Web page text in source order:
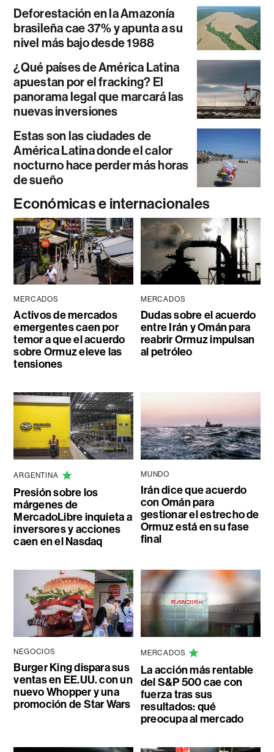
Deforestación en la Amazonía
brasileña cae 37% y apunta a su
nivel más bajo desde 1988
¿Qué países de América Latina
apuestan por el fracking? El
panorama legal que marcará las
nuevas inversiones
Estas son las ciudades de
América Latina donde el calor
nocturno hace perder más horas
de sueño
Económicas e internacionales
MERCADOS
Activos de mercados
emergentes caen por
temor a que el acuerdo
sobre Ormuz eleve las
tensiones
MERCADOS
Dudas sobre el acuerdo
entre Irán y Omán para
reabrir Ormuz impulsan
al petróleo
ARGENTINA
Presión sobre los
márgenes de
MercadoLibre inquieta a
inversores y acciones
caen en el Nasdaq
MUNDO
Irán dice que acuerdo
con Omán para
gestionar el estrecho de
Ormuz está en su fase
final
NEGOCIOS
Burger King dispara sus
ventas en EE.UU. con un
nuevo Whopper y una
promoción de Star Wars
MERCADOS
La acción más rentable
del S&P 500 cae con
fuerza tras sus
resultados: qué
preocupa al mercado